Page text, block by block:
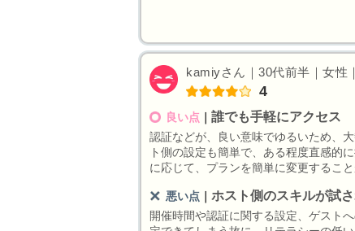
kamiyさん｜30代前半｜女性
4
良い点 誰でも手軽にアクセス
認証などが、良い意味でゆるいため、
ト側の設定も簡単で、ある程度直感的
に応じて、プランを簡単に変更するこ
悪い点 ホスト側のスキルが試
開催時間や認証に関する設定、ゲスト